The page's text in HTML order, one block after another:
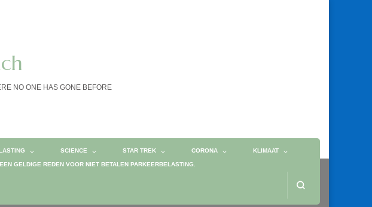
NO ONE HAS GONE BEFORE
SCIENCE STAR TREK CORONA KLIMAAT
GELDIGE REDEN VOOR NIET BETALEN PARKEERBELASTING.